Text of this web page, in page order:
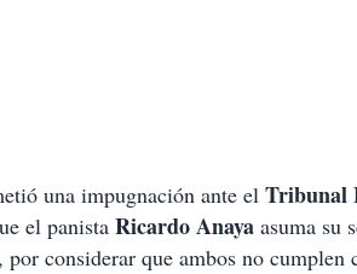
una impugnación ante el Tribunal
el panista Ricardo Anaya asuma su
por considerar que ambos no